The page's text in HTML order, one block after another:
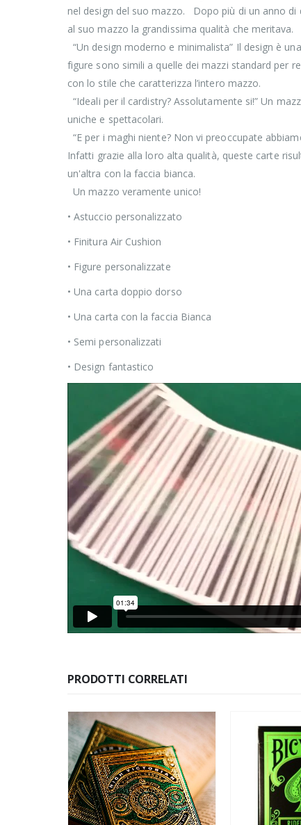
nel design del suo mazzo. Dopo più di un anno di
al suo mazzo la grandissima qualità che meritava.
“Un design moderno e minimalista” Il design è
figure sono simili a quelle dei mazzi standard per
con lo stile che caratterizza l’intero mazzo.
“Ideali per il cardistry? Assolutamente si!” Un
uniche e spettacolari.
“E per i maghi niente? Non vi preoccupate
Infatti grazie alla loro alta qualità, queste carte
un'altra con la faccia bianca.
Un mazzo veramente unico!
• Astuccio personalizzato
• Finitura Air Cushion
• Figure personalizzate
• Una carta doppio dorso
• Una carta con la faccia Bianca
• Semi personalizzati
• Design fantastico
PRODOTTI CORRELATI